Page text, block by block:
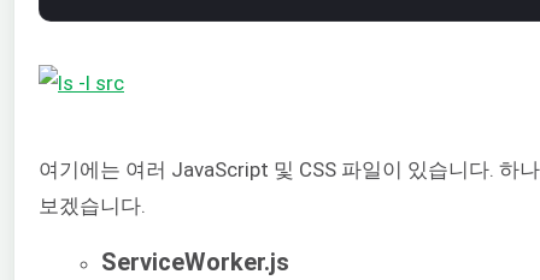
여기에는 여러 JavaScript 및 CSS 파일이 있습니다. 하
보겠습니다.
ServiceWorker.js